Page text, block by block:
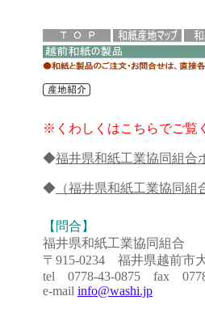
※くわしくはこちらでご覧
◆福井県和紙工業協同組
◆ （福井県和紙工業協同
【問合】
福井県和紙工業協同組合
〒915-0234 福井県越前市
tel 0778-43-0875 fax
e-mail info@washi.jp